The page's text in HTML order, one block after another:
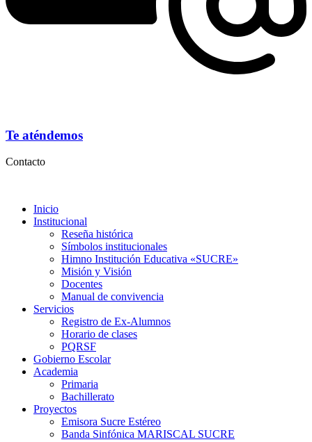
Te aténdemos
Contacto
Inicio
Institucional
Reseña histórica
Símbolos institucionales
Himno Institución Educativa «SUCRE»
Misión y Visión
Docentes
Manual de convivencia
Servicios
Registro de Ex-Alumnos
Horario de clases
PQRSF
Gobierno Escolar
Academia
Primaria
Bachillerato
Proyectos
Emisora Sucre Estéreo
Banda Sinfónica MARISCAL SUCRE